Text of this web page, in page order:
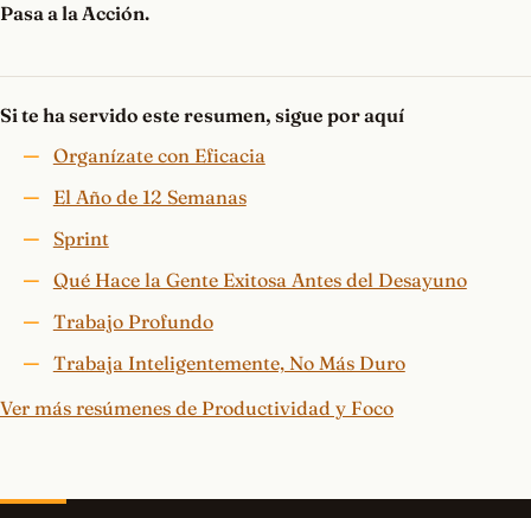
Pasa a la Acción.
Si te ha servido este resumen, sigue por aquí
Organízate con Eficacia
El Año de 12 Semanas
Sprint
Qué Hace la Gente Exitosa Antes del Desayuno
Trabajo Profundo
Trabaja Inteligentemente, No Más Duro
Ver más resúmenes de Productividad y Foco